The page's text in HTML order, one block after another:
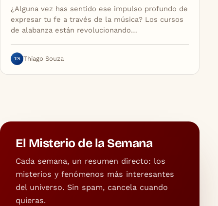
¿Alguna vez has sentido ese impulso profundo de
expresar tu fe a través de la música? Los cursos
de alabanza están revolucionando…
TS Thiago Souza
El Misterio de la Semana
Cada semana, un resumen directo: los
misterios y fenómenos más interesantes
del universo. Sin spam, cancela cuando
quieras.